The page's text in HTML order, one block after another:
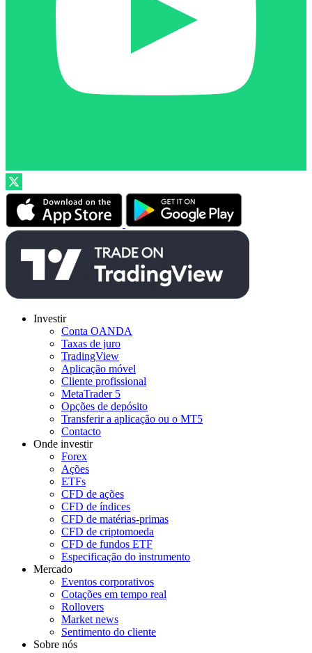
Investir
Conta OANDA
Taxas de juro
TradingView
Aplicação móvel
Cliente profissional
MetaTrader 5
Opções de depósito
Transferir a aplicação ou o MT5
Contacto
Onde investir
Forex
Ações
ETFs
CFD de ações
CFD de índices
CFD de matérias-primas
CFD de criptomoeda
CFD de fundos ETF
Especificação do instrumento
Mercado
Eventos corporativos
Cotações em tempo real
Rollovers
Market news
Sentimento do cliente
Sobre nós